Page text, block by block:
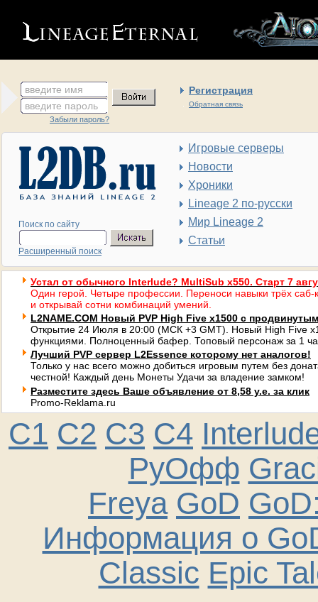
введите имя Регистрация
Обратная связь
введите пароль
Забыли пароль?
Поиск по сайту
Расширенный поиск
Игровые серверы
Новости
Хроники
Lineage 2 по-русски
Мир Lineage 2
Статьи
Устал от обычного Interlude? MultiSub x550. Старт 7
Один герой. Четыре профессии. Переноси навыки трёх саб-
и открывай сотни комбинаций умений.
L2NAME.COM Новый PVP High Five x1500 с
Открытие 24 Июля в 20:00 (МСК +3 GMT). Новый High Five
функциями. Полноценный бафер. Топовый персонаж за 1
Лучший PVP сервер L2Essence которому нет аналогов!
Только у нас всего можно добиться игровым путем без
честной! Каждый день Монеты Удачи за владение замком!
Разместите здесь Ваше объявление от 8,58 у.е. за клик
Promo-Reklama.ru
C1 C2 C3 C4
РуОфф
Freya GoD
Информация о
Classic Epic